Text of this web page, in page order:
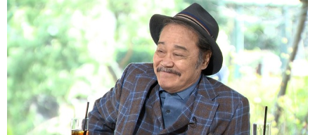
ショッピング その他